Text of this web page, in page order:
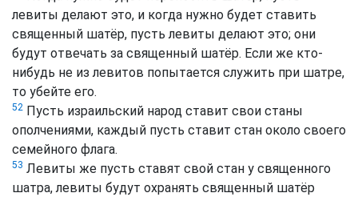
левиты делают это, и когда нужно будет ставить
священный шатёр, пусть левиты делают это; они
будут отвечать за священный шатёр. Если же кто-
нибудь не из левитов попытается служить при шатре,
то убейте его.
52 Пусть израильский народ ставит свои станы
ополчениями, каждый пусть ставит стан около своего
семейного флага.
53 Левиты же пусть ставят свой стан у священного
шатра, левиты будут охранять священный шатёр